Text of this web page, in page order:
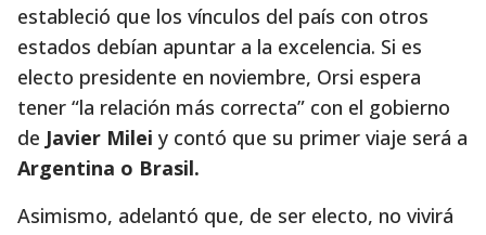
estableció que los vínculos del país con otros
estados debían apuntar a la excelencia. Si es
electo presidente en noviembre, Orsi espera
tener “la relación más correcta” con el gobierno
de Javier Milei y contó que su primer viaje será a
Argentina o Brasil.
Asimismo, adelantó que, de ser electo, no vivirá